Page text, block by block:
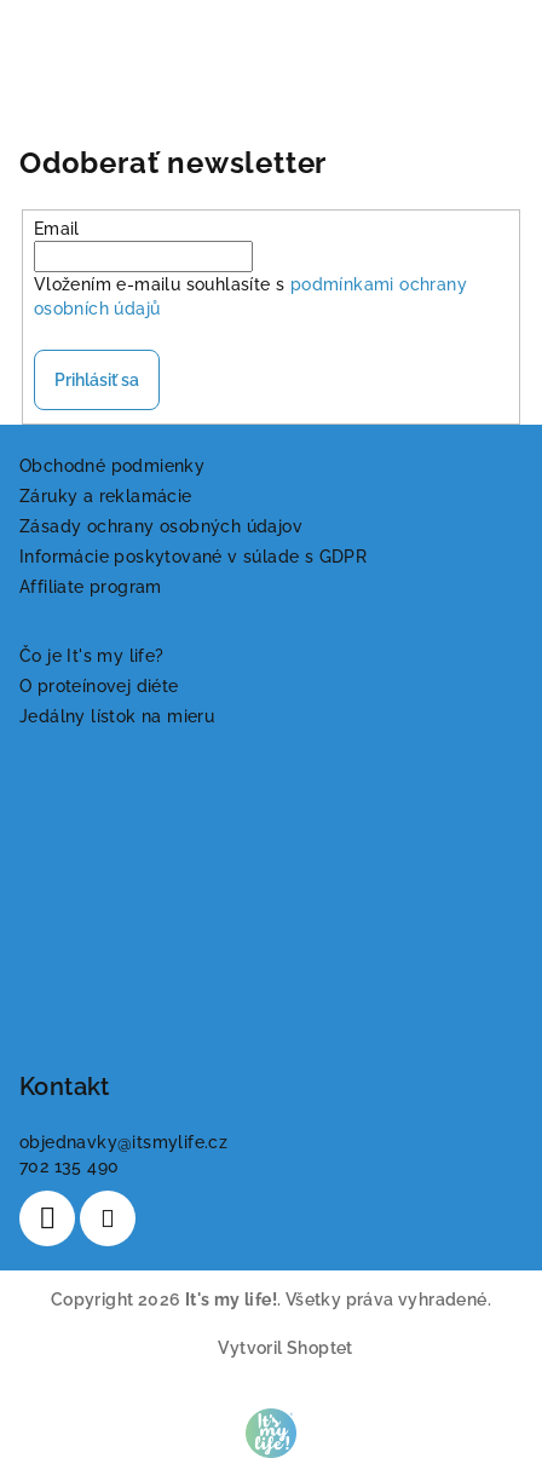
Odoberať newsletter
Email
Vložením e-mailu souhlasíte s podmínkami ochrany
osobních údajů
Prihlásiť sa
Obchodné podmienky
Záruky a reklamácie
Zásady ochrany osobných údajov
Informácie poskytované v súlade s GDPR
Affiliate program
Čo je It's my life?
O proteínovej diéte
Jedálny lístok na mieru
Kontakt
objednavky@itsmylife.cz
702 135 490
Copyright 2026 It's my life!. Všetky práva vyhradené.
Vytvoril Shoptet